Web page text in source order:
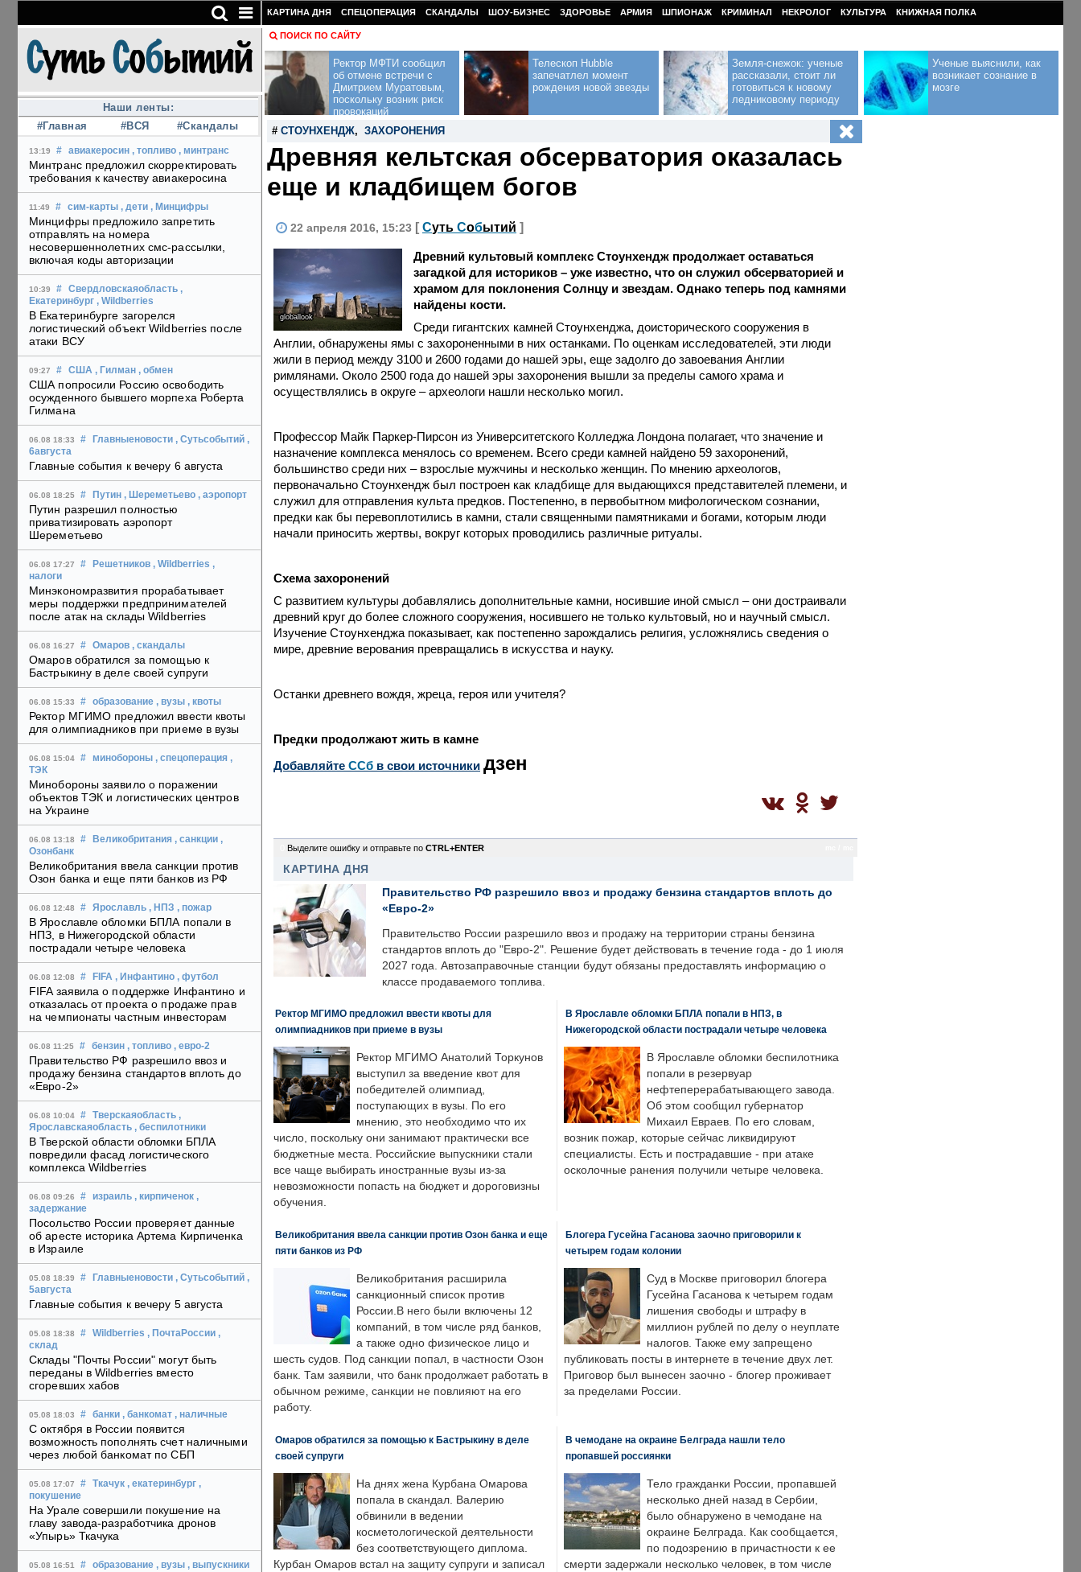
Наши ленты:
#Главная
#ВСЯ #Скандалы
13:19 # авиакеросин , топливо , минтранс
Минтранс предложил скорректировать
требования к качеству авиакеросина
11:49 # сим-карты , дети , Минцифры
Минцифры предложило запретить
отправлять на номера
несовершеннолетних смс-рассылки,
включая коды авторизации
10:39 # Свердловскаяобласть ,
Екатеринбург , Wildberries
В Екатеринбурге загорелся
логистический объект Wildberries после
атаки ВСУ
09:27 # США , Гилман , обмен
США попросили Россию освободить
осужденного бывшего морпеха Роберта
Гилмана
06.08 18:33 # Главныеновости , Сутьсобытий ,
6августа
Главные события к вечеру 6 августа
06.08 18:25 # Путин , Шереметьево , аэропорт
Путин разрешил полностью
приватизировать аэропорт
Шереметьево
06.08 17:27 # Решетников , Wildberries ,
налоги
Минэкономразвития прорабатывает
меры поддержки предпринимателей
после атак на склады Wildberries
06.08 16:27 # Омаров , скандалы
Омаров обратился за помощью к
Бастрыкину в деле своей супруги
06.08 15:33 # образование , вузы , квоты
Ректор МГИМО предложил ввести квоты
для олимпиадников при приеме в вузы
06.08 15:04 # минобороны , спецоперация ,
ТЭК
Минобороны заявило о поражении
объектов ТЭК и логистических центров
на Украине
06.08 13:18 # Великобритания , санкции ,
Озонбанк
Великобритания ввела санкции против
Озон банка и еще пяти банков из РФ
06.08 12:48 # Ярославль , НПЗ , пожар
В Ярославле обломки БПЛА попали в
НПЗ, в Нижегородской области
пострадали четыре человека
06.08 12:08 # FIFA , Инфантино , футбол
FIFA заявила о поддержке Инфантино и
отказалась от проекта о продаже прав
на чемпионаты частным инвесторам
06.08 11:25 # бензин , топливо , евро-2
Правительство РФ разрешило ввоз и
продажу бензина стандартов вплоть до
«Евро-2»
06.08 10:04 # Тверскаяобласть ,
Ярославскаяобласть , беспилотники
В Тверской области обломки БПЛА
повредили фасад логистического
комплекса Wildberries
06.08 09:26 # израиль , кирпиченок ,
задержание
Посольство России проверяет данные
об аресте историка Артема Кирпиченка
в Израиле
05.08 18:39 # Главныеновости , Сутьсобытий ,
5августа
Главные события к вечеру 5 августа
05.08 18:38 # Wildberries , ПочтаРоссии ,
склад
Склады "Почты России" могут быть
переданы в Wildberries вместо
сгоревших хабов
05.08 18:03 # банки , банкомат , наличные
С октября в России появится
возможность пополнять счет наличными
через любой банкомат по СБП
05.08 17:07 # Ткачук , екатеринбург ,
покушение
На Урале совершили покушение на
главу завода-разработчика дронов
«Упырь» Ткачука
05.08 16:51 # образование , вузы , выпускники
КАРТИНА ДНЯ СПЕЦОПЕРАЦИЯ СКАНДАЛЫ ШОУ-БИЗНЕС ЗДОРОВЬЕ АРМИЯ ШПИОНАЖ КРИМИНАЛ НЕКРОЛОГ КУЛЬТУРА КНИЖНАЯ ПОЛКА
ПОИСК ПО САЙТУ
Ректор МФТИ сообщил
об отмене встречи с
Дмитрием Муратовым,
поскольку возник риск
провокаций
Телескоп Hubble
запечатлел момент
рождения новой звезды
Земля-снежок: ученые
рассказали, стоит ли
готовиться к новому
ледниковому периоду
Ученые выяснили, как
возникает сознание в
мозге
# СТОУНХЕНДЖ, ЗАХОРОНЕНИЯ
Древняя кельтская обсерватория оказалась
еще и кладбищем богов
22 апреля 2016, 15:23 [ Суть Событий ]
globallook
Древний культовый комплекс Стоунхендж продолжает оставаться
загадкой для историков – уже известно, что он служил обсерваторией и
храмом для поклонения Солнцу и звездам. Однако теперь под камнями
найдены кости.
Среди гигантских камней Стоунхенджа, доисторического сооружения в
Англии, обнаружены ямы с захороненными в них останками. По оценкам исследователей, эти люди
жили в период между 3100 и 2600 годами до нашей эры, еще задолго до завоевания Англии
римлянами. Около 2500 года до нашей эры захоронения вышли за пределы самого храма и
осуществлялись в округе – археологи нашли несколько могил.
Профессор Майк Паркер-Пирсон из Университетского Колледжа Лондона полагает, что значение и
назначение комплекса менялось со временем. Всего среди камней найдено 59 захоронений,
большинство среди них – взрослые мужчины и несколько женщин. По мнению археологов,
первоначально Стоунхендж был построен как кладбище для выдающихся представителей племени, и
служил для отправления культа предков. Постепенно, в первобытном мифологическом сознании,
предки как бы перевоплотились в камни, стали священными памятниками и богами, которым люди
начали приносить жертвы, вокруг которых проводились различные ритуалы.
Схема захоронений
С развитием культуры добавлялись дополнительные камни, носившие иной смысл – они достраивали
древний круг до более сложного сооружения, носившего не только культовый, но и научный смысл.
Изучение Стоунхенджа показывает, как постепенно зарождались религия, усложнялись сведения о
мире, древние верования превращались в искусства и науку.
Останки древнего вождя, жреца, героя или учителя?
Предки продолжают жить в камне
Добавляйте CСб в свои источники дзен
Выделите ошибку и отправьте по CTRL+ENTER
КАРТИНА ДНЯ
Правительство РФ разрешило ввоз и продажу бензина стандартов вплоть до
«Евро-2»
Правительство России разрешило ввоз и продажу на территории страны бензина
стандартов вплоть до "Евро-2". Решение будет действовать в течение года - до 1 июля
2027 года. Автозаправочные станции будут обязаны предоставлять информацию о
классе продаваемого топлива.
Ректор МГИМО предложил ввести квоты для
олимпиадников при приеме в вузы
Ректор МГИМО Анатолий Торкунов
выступил за введение квот для
победителей олимпиад,
поступающих в вузы. По его
мнению, это необходимо что их
число, поскольку они занимают практически все
бюджетные места. Российские выпускники стали
все чаще выбирать иностранные вузы из-за
невозможности попасть на бюджет и дороговизны
обучения.
В Ярославле обломки БПЛА попали в НПЗ, в
Нижегородской области пострадали четыре человека
В Ярославле обломки беспилотника
попали в резервуар
нефтеперерабатывающего завода.
Об этом сообщил губернатор
Михаил Евраев. По его словам,
возник пожар, которые сейчас ликвидируют
специалисты. Есть и пострадавшие - при атаке
осколочные ранения получили четыре человека.
Великобритания ввела санкции против Озон банка и еще
пяти банков из РФ
Великобритания расширила
санкционный список против
России.В него были включены 12
компаний, в том числе ряд банков,
а также одно физическое лицо и
шесть судов. Под санкции попал, в частности Озон
банк. Там заявили, что банк продолжает работать в
обычном режиме, санкции не повлияют на его
работу.
Блогера Гусейна Гасанова заочно приговорили к
четырем годам колонии
Суд в Москве приговорил блогера
Гусейна Гасанова к четырем годам
лишения свободы и штрафу в
миллион рублей по делу о неуплате
налогов. Также ему запрещено
публиковать посты в интернете в течение двух лет.
Приговор был вынесен заочно - блогер проживает
за пределами России.
Омаров обратился за помощью к Бастрыкину в деле
своей супруги
На днях жена Курбана Омарова
попала в скандал. Валерию
обвинили в ведении
косметологической деятельности
без соответствующего диплома.
Курбан Омаров встал на защиту супруги и записал
В чемодане на окраине Белграда нашли тело
пропавшей россиянки
Тело гражданки России, пропавшей
несколько дней назад в Сербии,
было обнаружено в чемодане на
окраине Белграда. Как сообщается,
по подозрению в причастности к ее
смерти задержали несколько человек, в том числе